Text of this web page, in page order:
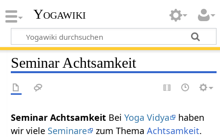
Yogawiki
Seminar Achtsamkeit
Seminar Achtsamkeit BeiYoga Vidya
haben
wir viele Seminare zum ThemaAchtsamkeit.